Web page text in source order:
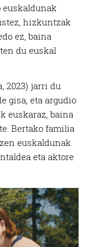
euskaldunak
hizkuntzak
ez, baina
du euskal
2023) jarri du
gisa, eta argudio
euskaraz, baina
Bertako familia
euskaldunak
eta aktore